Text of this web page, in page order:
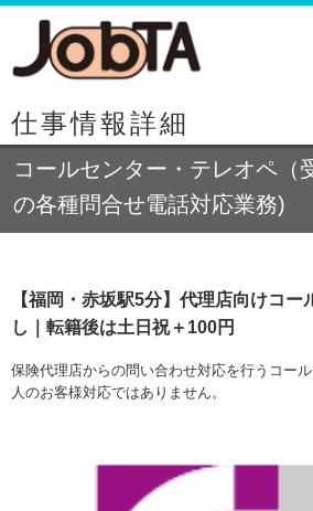
仕事情報詳細
コールセンター・テレオペ（
の各種問合せ電話対応業務)
【福岡・赤坂駅5分】代理店向けコ
し｜転籍後は土日祝＋100円
保険代理店からの問い合わせ対応を行うコー
人のお客様対応ではありません。